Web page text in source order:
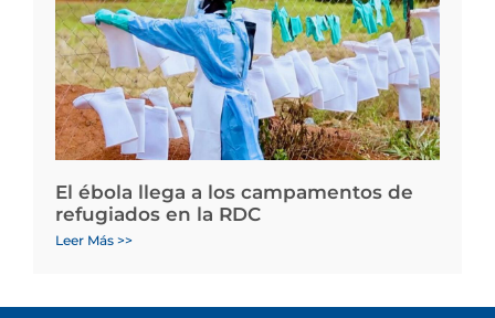
El ébola llega a los campamentos de
refugiados en la RDC
Leer Más >>